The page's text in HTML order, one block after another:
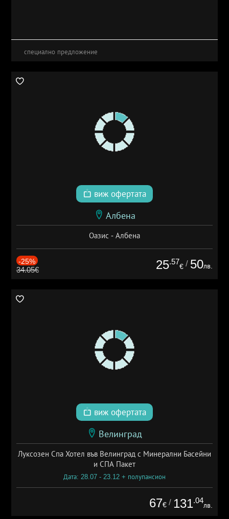
специално предложение
виж офертата
Албена
Оазис - Албена
-25%
34.05€ 25.57
€ / 50лв.
виж офертата
Велинград
Луксозен Спа Хотел във Велинград с Минерални Басейни
и СПА Пакет
Дата: 28.07 - 23.12 + полупансион
67€ / 131.04
лв.